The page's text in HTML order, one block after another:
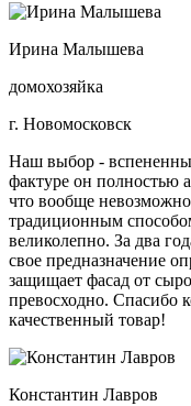
Ирина Малышева
домохозяйка
г. Новомосковск
Наш выбор -
фактуре он полностью
что вообще
традиционным
великолепно. За два
свое предназначение
защищает фасад от
превосходно. Спасибо
качественный товар!
Константин Лавров